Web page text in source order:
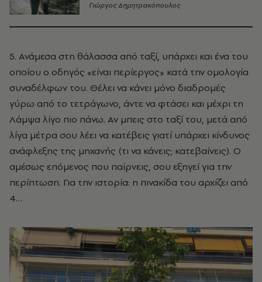
Γιώργος Δημητρακόπουλος
5. Ανάμεσα στη θάλασσα από ταξί, υπάρχει και ένα του
οποίου ο οδηγός «είναι περίεργος» κατά την ομολογία
συναδέλφων του. Θέλει να κάνει μόνο διαδρομές
γύρω από το τετράγωνο, άντε να φτάσει και μέχρι τη
Λάμψα λίγο πιο πάνω. Αν μπεις στο ταξί του, μετά από
λίγα μέτρα σου λέει να κατέβεις γιατί υπάρχει κίνδυνος
ανάφλεξης της μηχανής (τι να κάνεις; κατεβαίνεις). Ο
αμέσως επόμενος που παίρνεις, σου εξηγεί για την
περίπτωση. Για την ιστορία: η πινακίδα του αρχίζει από
4…